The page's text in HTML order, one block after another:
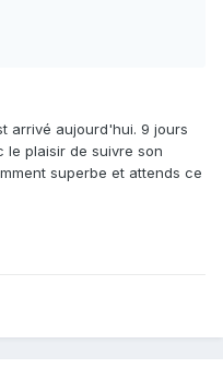
arrivé aujourd'hui. 9 jours
le plaisir de suivre son
superbe et attends ce